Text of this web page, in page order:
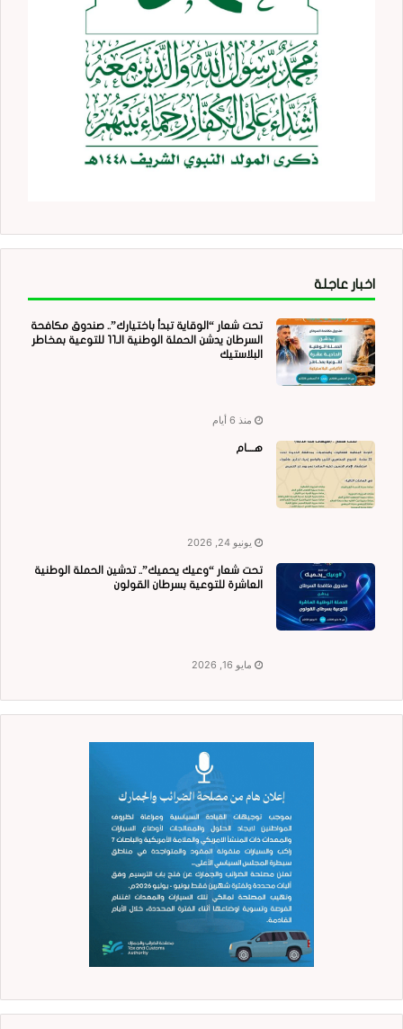
اخبار عاجلة
تحت شعار “الوقاية تبدأ باختيارك”.. صندوق مكافحة
السرطان يدشن الحملة الوطنية الـ11 للتوعية بمخاطر
البلاستيك
منذ 6 أيام
هــــام
يونيو 24, 2026
تحت شعار “وعيك يحميك”.. تدشين الحملة الوطنية
العاشرة للتوعية بسرطان القولون
مايو 16, 2026